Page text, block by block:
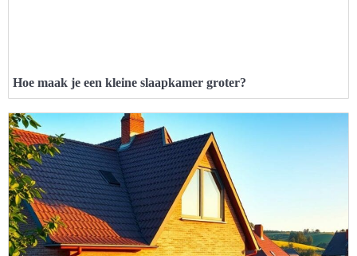
Hoe maak je een kleine slaapkamer groter?